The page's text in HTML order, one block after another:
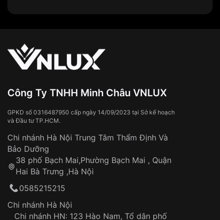
phút, giây và lịch giúp nâng cao độ chính xác và
tính năng của đồng hồ.
xuất đồng hồ hàng loạt, đưa đồng hồ Thụy Sĩ
đến với nhiều người hơn.
Đầu thế kỷ 20: Các thương hiệu đồng hồ Thụy Sĩ
nổi tiếng như Rolex, Omega, Patek Philippe,
Audemars Piguet lần lượt ra đời, khẳng định đẳng
cấp và vị thế trên thị trường quốc tế.
3. Những cột mốc quan trọng:
thống lò xo cân bằng, cải thiện đáng kể độ chính
xác của đồng hồ.
1869:Georges Favre-Jacot thành lập thương
Công Ty TNHH Minh Châu VNLUX
GPKD số 0316487950 cấp ngày 14/09/2023 tại Sở kế hoạch
và Đầu tư TP.HCM.
Chi nhánh Hà Nội Trung Tâm Thẩm Định Và
Bảo Dưỡng
38 phố Bạch Mai,Phường Bạch Mai , Quận
Hai Bà Trưng ,Hà Nội
0585215215
Chi nhánh Hà Nội
Chi nhánh HN: 123 Hào Nam, Tổ dân phố